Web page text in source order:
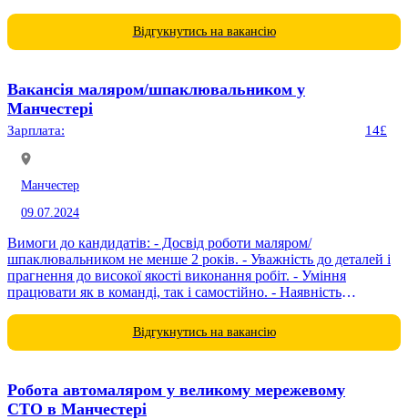
Відгукнутись на вакансію
Вакансія маляром/шпаклювальником у
Манчестері
Зарплата: 14£
Манчестер
09.07.2024
Вимоги до кандидатів: - Досвід роботи маляром/
шпаклювальником не менше 2 років. - Уважність до деталей і
прагнення до високої якості виконання робіт. - Уміння
працювати як в команді, так і самостійно. - Наявність
Відгукнутись на вакансію
Робота автомаляром у великому мережевому
СТО в Манчестері